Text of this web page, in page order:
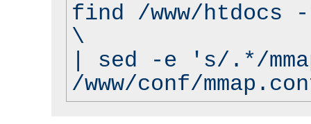
find /www/
\
| sed -e 's/.*/
/www/conf/